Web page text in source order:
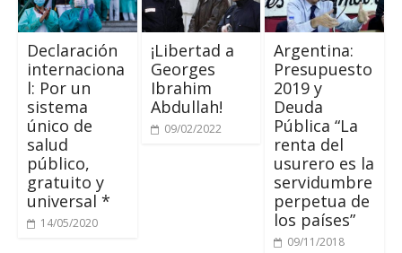
Declaración
internaciona
l: Por un
sistema
único de
salud
público,
gratuito y
universal *
14/05/2020
¡Libertad a
Georges
Ibrahim
Abdullah!
09/02/2022
Argentina:
Presupuesto
2019y
Deuda
Pública “La
renta del
usurero es la
servidumbre
perpetua de
los países”
09/11/2018